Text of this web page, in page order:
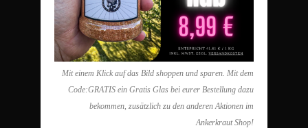
Mit einem Klick auf das Bild shoppen und sparen. Mit dem
Code:GRATIS ein Gratis Glas bei eurer Bestellung dazu
bekommen, zusätzlich zu den anderen Aktionen im
Ankerkraut Shop!